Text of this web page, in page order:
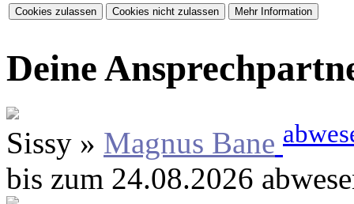
Deine
Sissy » Magnus Bane
bis zum 24.08.2026